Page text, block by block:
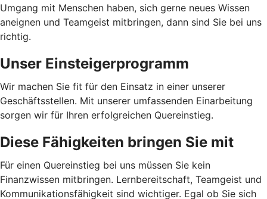
Umgang mit Menschen haben, sich gerne neues Wissen
aneignen und Teamgeist mitbringen, dann sind Sie bei uns
richtig.
Unser Einsteigerprogramm
Wir machen Sie fit für den Einsatz in einer unserer
Geschäftsstellen. Mit unserer umfassenden Einarbeitung
sorgen wir für Ihren erfolgreichen Quereinstieg.
Diese Fähigkeiten bringen Sie mit
Für einen Quereinstieg bei uns müssen Sie kein
Finanzwissen mitbringen. Lernbereitschaft, Teamgeist und
Kommunikationsfähigkeit sind wichtiger. Egal ob Sie sich